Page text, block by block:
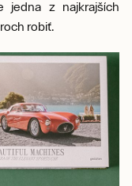
jedna z najkrajších
robiť.